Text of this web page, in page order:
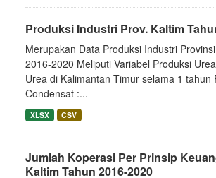
Produksi Industri Prov. Kaltim
Merupakan Data Produksi Industri
2016-2020 Meliputi Variabel Produksi
Urea di Kalimantan Timur selama 1 tahun
Condensat :...
XLSX CSV
Jumlah Koperasi Per Prinsip
Kaltim Tahun 2016-2020